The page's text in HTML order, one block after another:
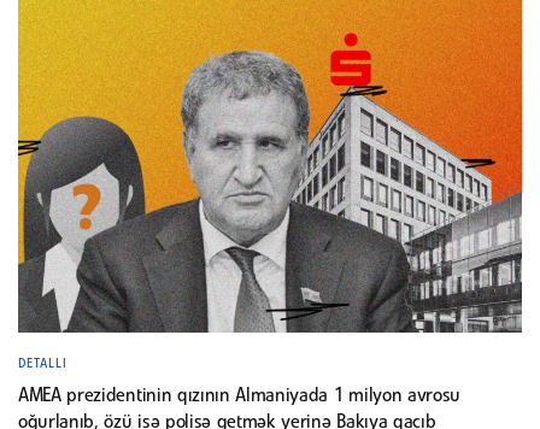
DETALLI
AMEA prezidentinin qızının Almaniyada 1 milyon avrosu
oğurlanıb, özü isə polisə getmək yerinə Bakıya qaçıb